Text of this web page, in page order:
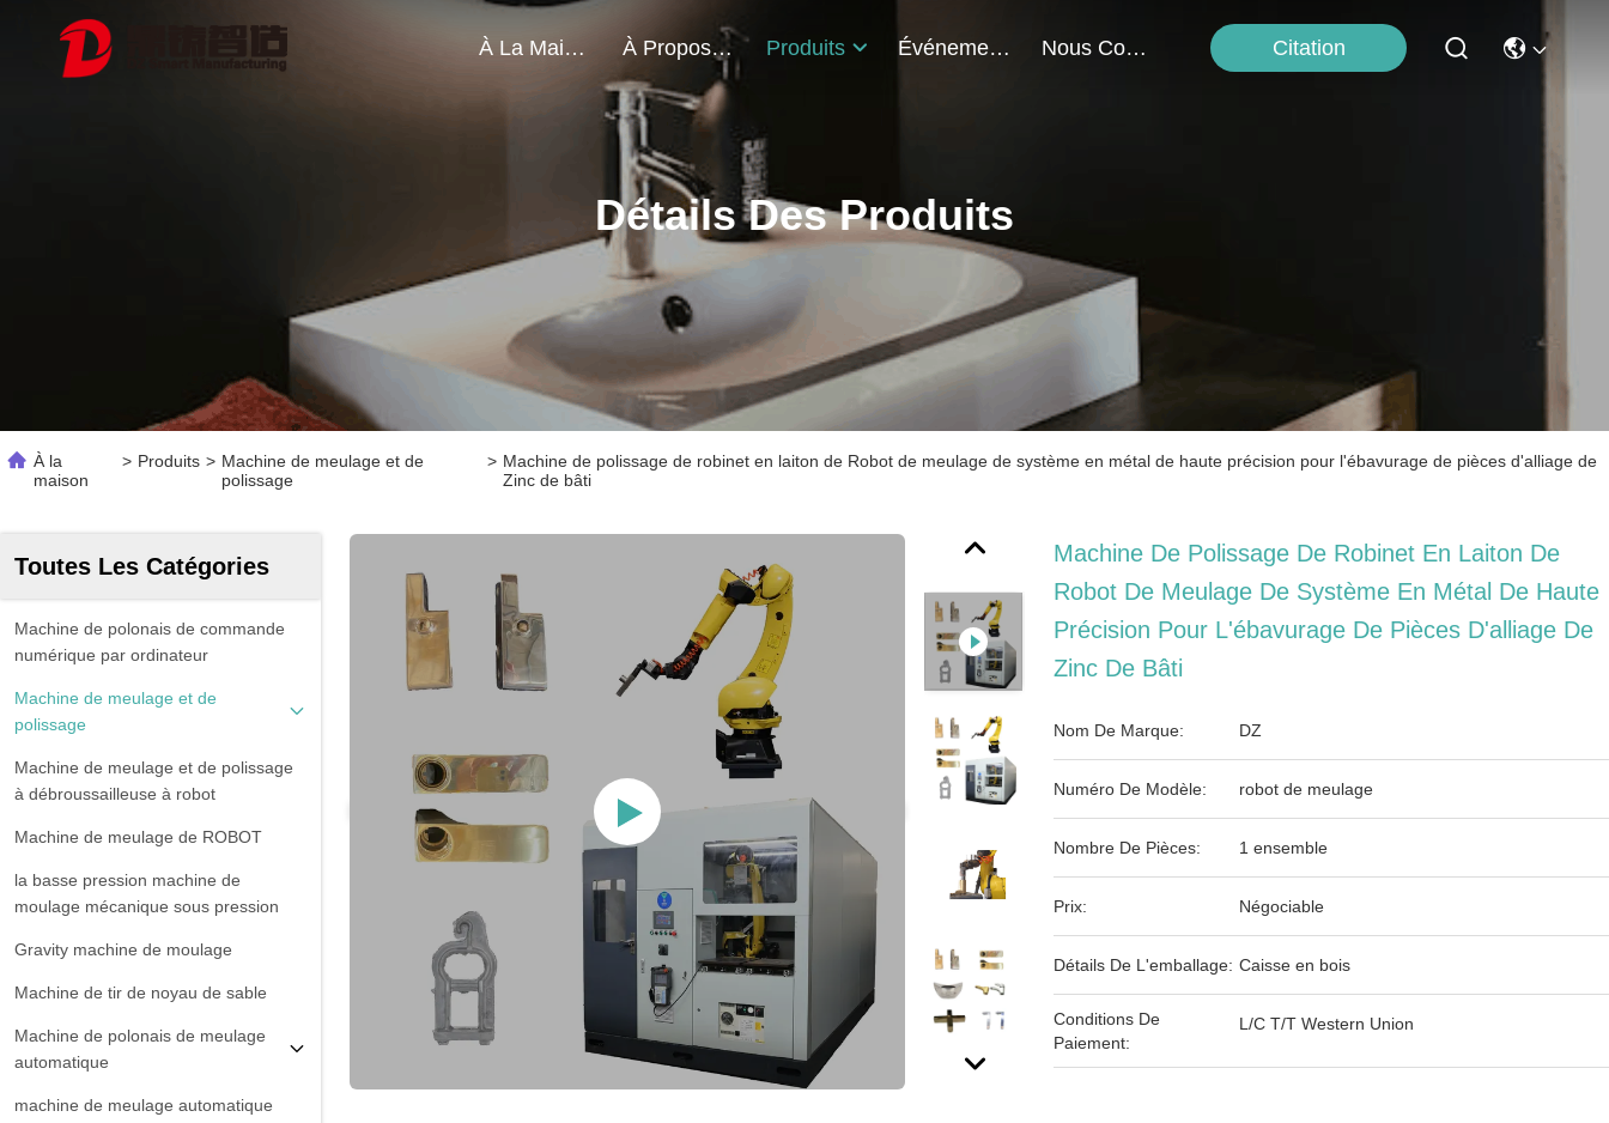
À La Maison À Propos De Nous Produits Événements Nous Contacter Citation
Détails Des Produits
À la
maison
> Produits > Machine de meulage et de
polissage
> Machine de polissage de robinet en laiton de Robot de meulage de système en métal de haute précision pour l'ébavurage de pièces d'alliage de
Zinc de bâti
Toutes Les Catégories
Machine de polonais de commande
numérique par ordinateur
Machine de meulage et de
polissage
Machine de meulage et de polissage
à débroussailleuse à robot
Machine de meulage de ROBOT
la basse pression machine de
moulage mécanique sous pression
Gravity machine de moulage
Machine de tir de noyau de sable
Machine de polonais de meulage
automatique
machine de meulage automatique
Machine De Polissage De Robinet En Laiton De
Robot De Meulage De Système En Métal De Haute
Précision Pour L'ébavurage De Pièces D'alliage De
Zinc De Bâti
Nom De Marque: DZ
Numéro De Modèle: robot de meulage
Nombre De Pièces: 1 ensemble
Prix: Négociable
Détails De L'emballage: Caisse en bois
Conditions De
Paiement:
L/C T/T Western Union